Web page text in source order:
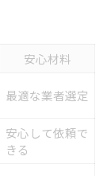
安心材料
最適な業者選定
安心して依頼で
きる